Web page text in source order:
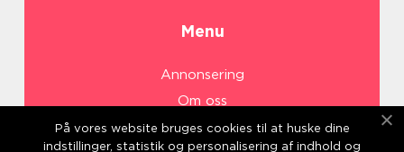
Menu
Annonsering
Om oss
Cookies
På vores website bruges cookies til at huske dine
indstillinger, statistik og personalisering af indhold og